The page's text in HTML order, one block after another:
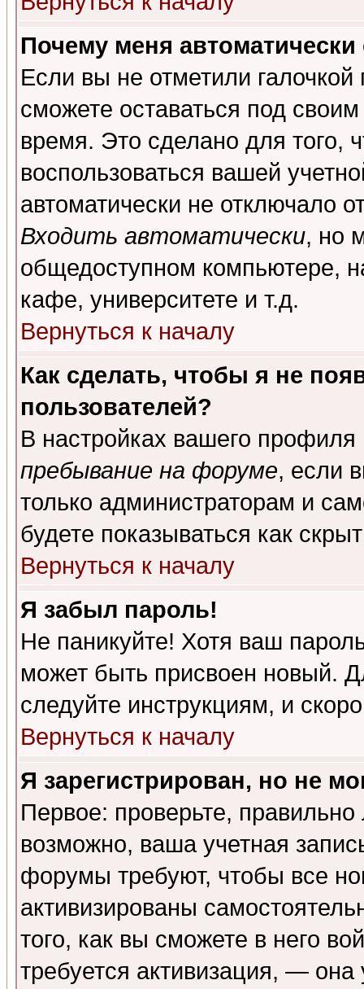
Почему меня автоматически
Если вы не отметили галочкой
сможете оставаться под
время. Это сделано для того,
воспользоваться вашей
автоматически не отключало
Входить автоматически, но
общедоступном компьютере,
кафе, университете и т.д.
Вернуться к началу
Как сделать, чтобы я не
пользователей?
В настройках вашего
пребывание на форуме, если
только администраторам и
будете показываться как
Вернуться к началу
Я забыл пароль!
Не паникуйте! Хотя ваш
может быть присвоен новый.
следуйте инструкциям, и
Вернуться к началу
Я зарегистрирован, но не
Первое: проверьте,
возможно, ваша учетная
форумы требуют, чтобы все
активизированы
того, как вы сможете в него
требуется активизация, —